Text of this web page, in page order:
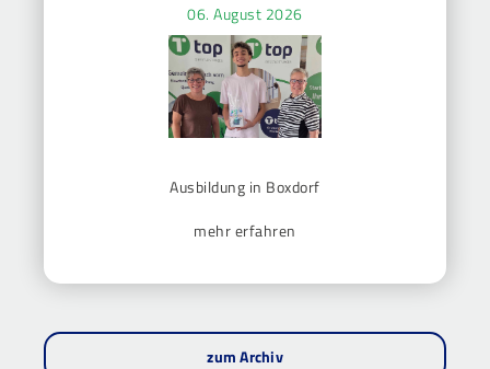
06. August 2026
Ausbildung in Boxdorf
mehr erfahren
zum Archiv